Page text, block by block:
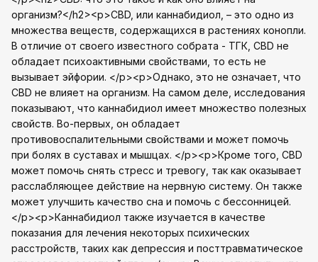
организм?</h2><p>CBD, или каннабидиол, – это одно из
множества веществ, содержащихся в растениях конопли.
В отличие от своего известного собратa - ТГК, CBD не
обладает психоактивными свойствами, то есть не
вызывает эйфории. </p><p>Однако, это не означает, что
CBD не влияет на организм. На самом деле, исследования
показывают, что каннабидиол имеет множество полезных
свойств. Во-первых, он обладает
противовоспалительными свойствами и может помочь
при болях в суставах и мышцах. </p><p>Кроме того, CBD
может помочь снять стресс и тревогу, так как оказывает
расслабляющее действие на нервную систему. Он также
может улучшить качество сна и помочь с бессонницей.
</p><p>Каннабидиол также изучается в качестве
показания для лечения некоторых психических
расстройств, таких как депрессия и посттравматическое